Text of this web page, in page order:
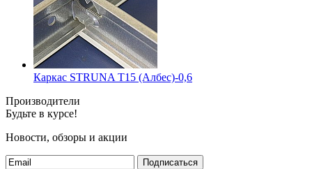
Каркас STRUNA Т15 (Албес)-0,6
Производители
Будьте в курсе!
Новости, обзоры и акции
Подписаться